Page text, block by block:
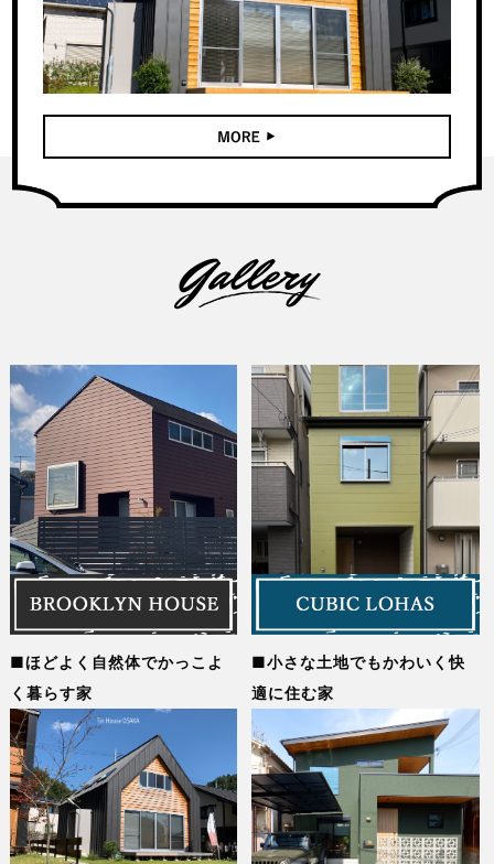
ほどよく自然体でかっこよ
く暮らす家
小さな土地でもかわいく快
適に住む家